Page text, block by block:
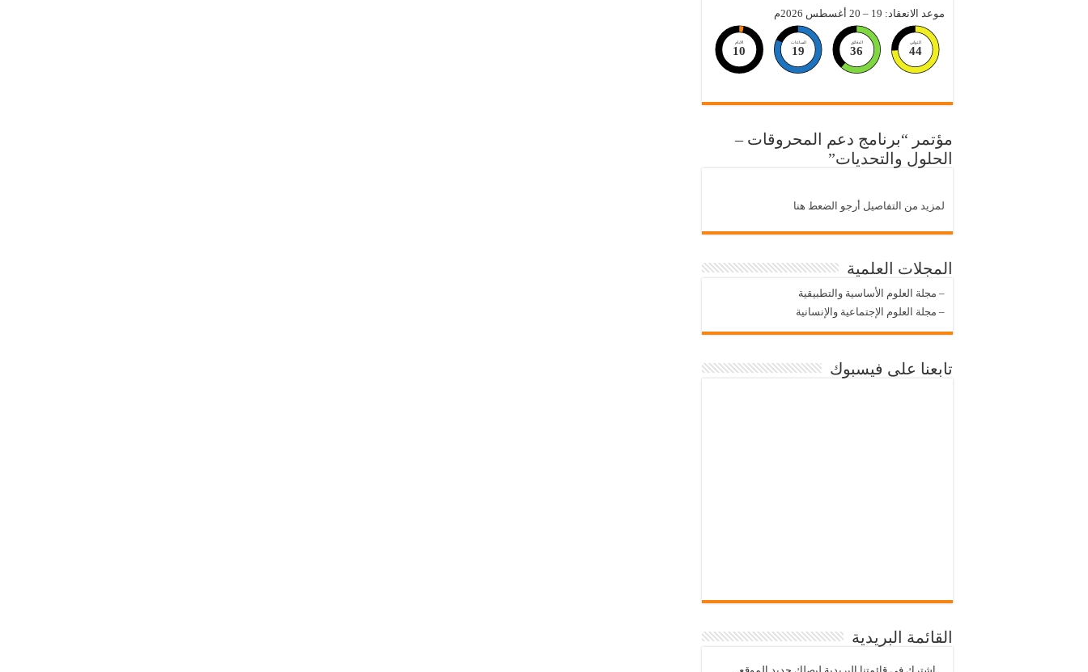
موعد الانعقاد: 19 – 20 أغسطس 2026م
الايام
10
الساعات
19
الدقائق
36
الثواني
43
مؤتمر “برنامج دعم المحروقات –
الحلول والتحديات”
لمزيد من التفاصيل أرجو الضعط هنا
المجلات العلمية
– مجلة العلوم الأساسية والتطبيقية
– مجلة العلوم الإجتماعية والإنسانية
تابعنا على فيسبوك
القائمة البريدية